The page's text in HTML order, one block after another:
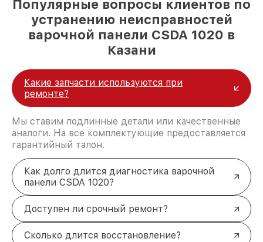
Популярные вопросы клиентов по
устранению неисправностей
варочной панели CSDA 1020 в
Казани
Какие запчасти используются при
ремонте?
Мы ставим подлинные детали или качественные
аналоги. На все комплектующие предоставляется
гарантийный талон.
Как долго длится диагностика варочной
панели CSDA 1020?
Доступен ли срочный ремонт?
Сколько длится восстановление?